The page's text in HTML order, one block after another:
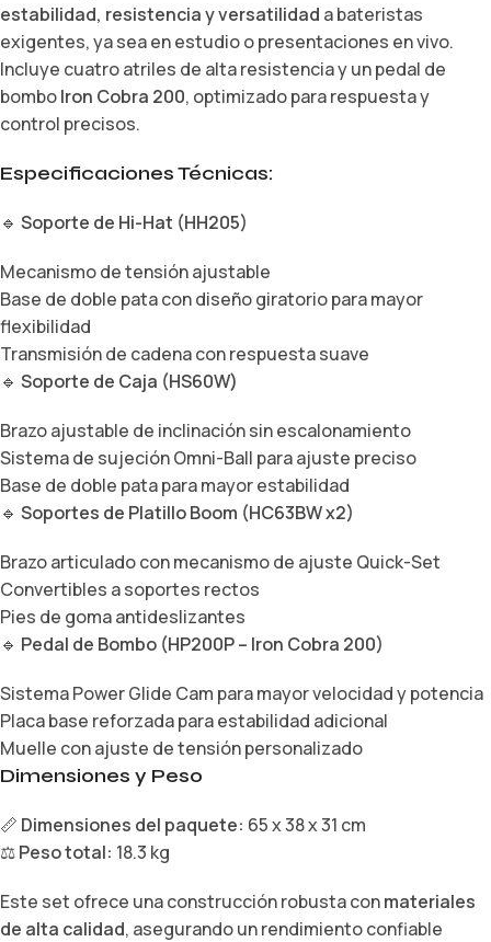
estabilidad, resistencia y versatilidad a bateristas
exigentes, ya sea en estudio o presentaciones en vivo.
Incluye cuatro atriles de alta resistencia y un pedal de
bomboIron Cobra 200, optimizado para respuesta y
control precisos.
Especificaciones Técnicas:
🔹 Soporte de Hi-Hat (HH205)
Mecanismo de tensión ajustable
Base de doble pata con diseño giratorio para mayor
flexibilidad
Transmisión de cadena con respuesta suave
🔹 Soporte de Caja (HS60W)
Brazo ajustable de inclinación sin escalonamiento
Sistema de sujeción Omni-Ball para ajuste preciso
Base de doble pata para mayor estabilidad
🔹 Soportes de Platillo Boom (HC63BW x2)
Brazo articulado con mecanismo de ajuste Quick-Set
Convertibles a soportes rectos
Pies de goma antideslizantes
🔹 Pedal de Bombo (HP200P – Iron Cobra 200)
Sistema Power Glide Cam para mayor velocidad y potencia
Placa base reforzada para estabilidad adicional
Muelle con ajuste de tensión personalizado
Dimensiones y Peso
📏 Dimensiones del paquete: 65 x 38 x 31 cm
⚖Peso total: 18.3 kg
Este set ofrece una construcción robusta conmateriales
de alta calidad, asegurando un rendimiento confiable